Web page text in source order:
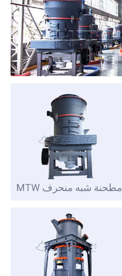
مطحنة شبه منحرف MTW